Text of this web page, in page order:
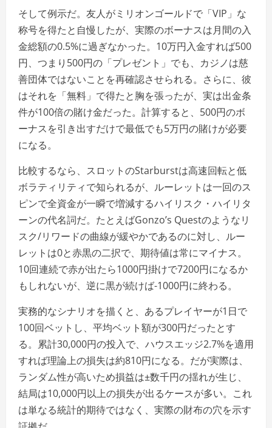
そして例示だ。友人がミリオンゴールドで「VIP」な
称号を得たと自慢したが、実際のボーナスは月間の入
金総額の0.5%に過ぎなかった。10万円入金すれば500
円、つまり500円の「プレゼント」でも、カジノは慈
善団体ではないことを再確認させられる。さらに、彼
はそれを「無料」で得たと胸を張ったが、実は出金条
件が100倍の賭け金だった。計算すると、500円のボ
ーナスを引き出すだけで最低でも5万円の賭けが必要
になる。
比較するなら、スロットのStarburstは高速回転と低
ボラティリティで知られるが、ルーレットは一回のス
ピンで全資金が一瞬で増減するハイリスク・ハイリタ
ーンの代名詞だ。たとえばGonzo’s Questのようなリ
スク/リワードの曲線が緩やかであるのに対し、ルー
レットは0と赤黒の二択で、期待値は常にマイナス。
10回連続で赤が出たら1000円掛けで7200円になるか
もしれないが、逆に黒が続けば-1000円に終わる。
実務的なシナリオを描くと、あるプレイヤーが1日で
100回ベットし、平均ベット額が300円だったとす
る。累計30,000円の投入で、ハウスエッジ2.7%を適用
すれば理論上の損失は約810円になる。だが実際は、
ランダム性が高いため損益は±数千円の揺れが生じ、
結局は10,000円以上の損失が出るケースが多い。これ
は単なる統計的期待ではなく、実際の財布の穴を示す